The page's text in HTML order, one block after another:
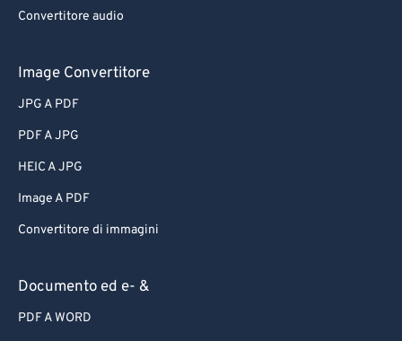
Convertitore audio
Image Convertitore
JPG A PDF
PDF A JPG
HEIC A JPG
Image A PDF
Convertitore di immagini
Documento ed e- &
PDF A WORD